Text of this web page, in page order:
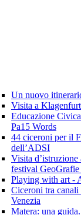
Un nuovo
Visita a Klagenfurt
Educazione
Pa15 Words
44 ciceroni per il
dell’ADSI
Visita
festival
Playing with art -
Ciceroni tra canali
Venezia
Matera: una